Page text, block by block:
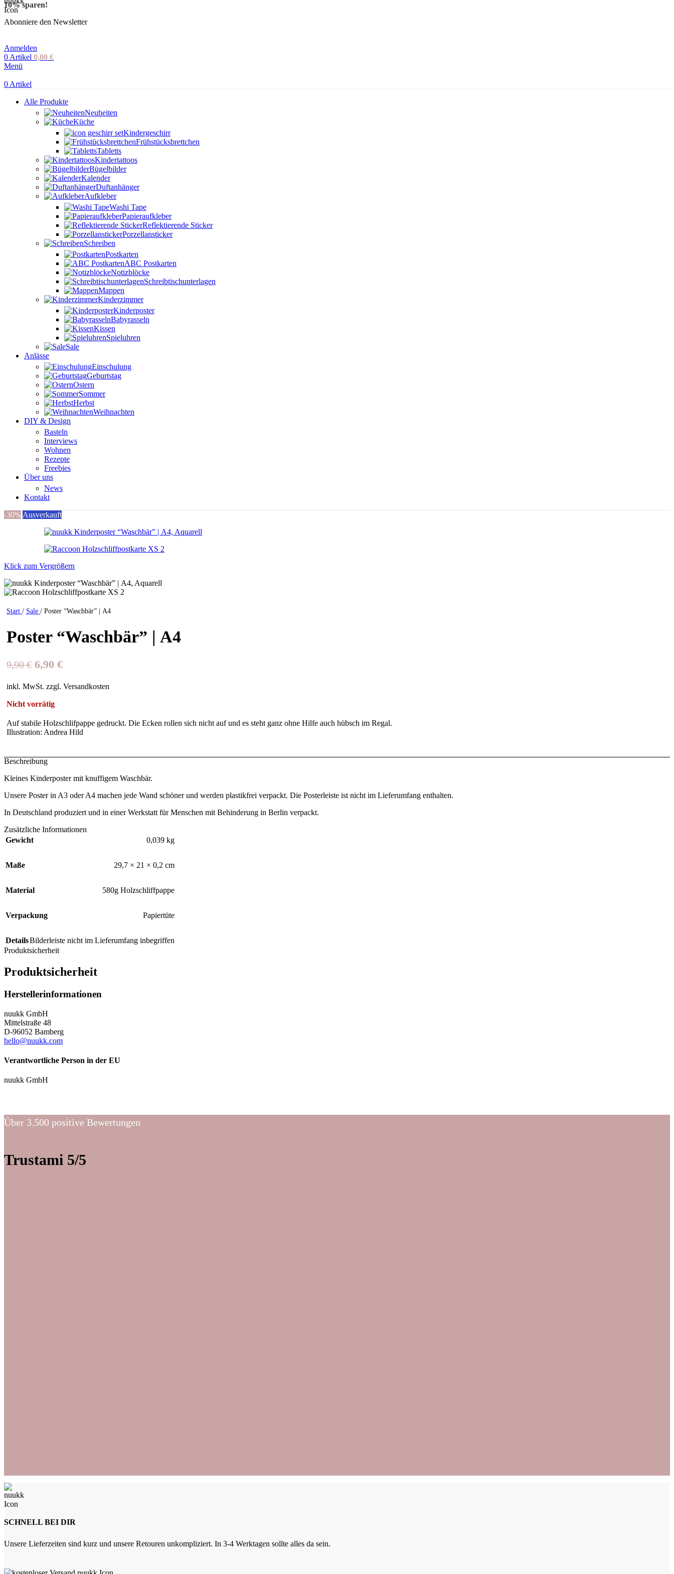
10% sparen!
Abonniere den Newsletter
Anmelden
0 Artikel 0,00 €
Menü
0 Artikel
Alle Produkte
Neuheiten
Küche
Kindergeschirr
Frühstücksbrettchen
Tabletts
Kindertattoos
Bügelbilder
Kalender
Duftanhänger
Aufkleber
Washi Tape
Papieraufkleber
Reflektierende Sticker
Porzellansticker
Schreiben
Postkarten
ABC Postkarten
Notizblöcke
Schreibtischunterlagen
Mappen
Kinderzimmer
Kinderposter
Babyrasseln
Kissen
Spieluhren
Sale
Anlässe
Einschulung
Geburtstag
Ostern
Sommer
Herbst
Weihnachten
DIY & Design
Basteln
Interviews
Wohnen
Rezepte
Freebies
Über uns
News
Kontakt
-30% Ausverkauft
Klick zum Vergrößern
Start / Sale / Poster “Waschbär” | A4
Poster “Waschbär” | A4
9,90€ Ursprünglicher
war:
9,90 €
6,90 €Aktueller
ist:
inkl. MwSt. zzgl. Versandkosten
Nicht vorrätig
Auf stabile Holzschlifpappe gedruckt. Die Ecken rollen sich nicht auf und es steht ganz ohne Hilfe auch hübsch im Regal.
Illustration: Andrea Hild
Beschreibung
Kleines Kinderposter mit knuffigem Waschbär.
Unsere Poster in A3 oder A4 machen jede Wand schöner und werden plastikfrei verpackt. Die Posterleiste ist nicht im Lieferumfang enthalten.
In Deutschland produziert und in einer Werkstatt für Menschen mit Behinderung in Berlin verpackt.
Zusätzliche Informationen
Gewicht
0,039 kg
Maße 29,7 × 21 × 0,2 cm
Material 580g Holzschliffpappe
Verpackung Papiertüte
DetailsBilderleiste nicht im Lieferumfang inbegriffen
Produktsicherheit
Produktsicherheit
Herstellerinformationen
nuukk GmbH
Mittelstraße 48
D-96052 Bamberg
hello@nuukk.com
Verantwortliche Person in der EU
nuukk GmbH
Über 3.500 positive Bewertungen
Trustami 5/5
SCHNELL BEI DIR
Unsere Lieferzeiten sind kurz und unsere Retouren unkompliziert. In 3-4 Werktagen sollte alles da sein.